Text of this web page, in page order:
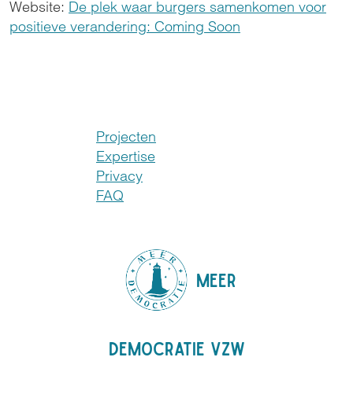
Website: De plek waar burgers samenkomen voor
positieve verandering: Coming Soon
Projecten
Expertise
Privacy
FAQ
MEER
DEMOCRATIE VZW